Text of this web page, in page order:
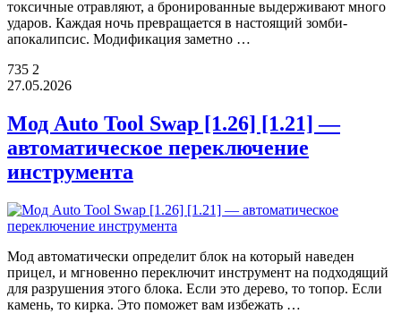
токсичные отравляют, а бронированные выдерживают много
ударов. Каждая ночь превращается в настоящий зомби-
апокалипсис. Модификация заметно …
735 2
27.05.2026
Мод Auto Tool Swap [1.26] [1.21] —
автоматическое переключение
инструмента
Мод автоматически определит блок на который наведен
прицел, и мгновенно переключит инструмент на подходящий
для разрушения этого блока. Если это дерево, то топор. Если
камень, то кирка. Это поможет вам избежать …